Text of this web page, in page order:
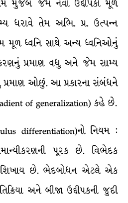
મુજબ જેમ નવાં ઉદ્દીપકો મૂળ
ધરાવે તેમ અભિ. પ્ર. ઉત્પન્ન
મૂળ ધ્વનિ સાથે અન્ય ધ્વનિઓનું
પ્રમાણ વધુ અને જેમ સામ્ય
ઓછું. આ પ્રકારના સંબંધને
of generalization) કહે છે.
differentiation)નો નિયમ :
પૂરક છે. વિભેદક
શિખાય છે. ભેદબોધન એટલે એક
અને બીજા ઉદ્દીપકની જુદી